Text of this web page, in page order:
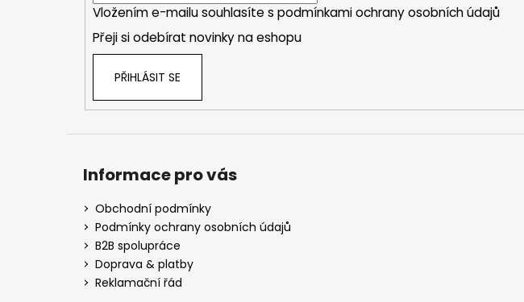
Vložením e-mailu souhlasíte s podmínkami ochrany osobních údajů
Přeji si odebírat novinky na eshopu
PŘIHLÁSIT SE
Informace pro vás
Obchodní podmínky
Podmínky ochrany osobních údajů
B2B spolupráce
Doprava & platby
Reklamační řád